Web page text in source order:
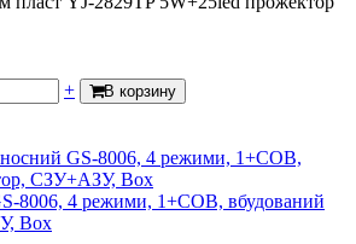
+ В корзину
8006, 4 режими, 1+COB, вбудований
Box